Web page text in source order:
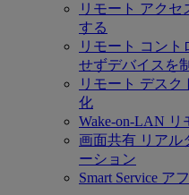
リモート アクセ
する
リモート コント
せずデバイスを
リモート デスク
化
Wake-on-LAN リ
画面共有 リアル
ーション
Smart Service ア